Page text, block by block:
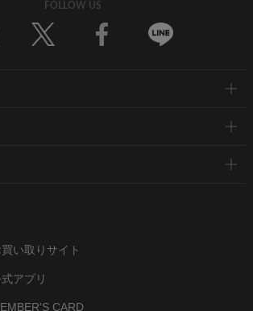
FOLLOW US
い取りサイト
アプリ
CARD